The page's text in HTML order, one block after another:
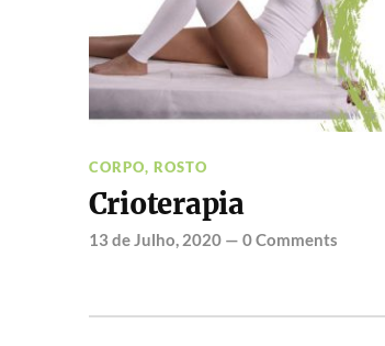
CORPO, ROSTO
Crioterapia
13 de Julho, 2020— 0 Comments